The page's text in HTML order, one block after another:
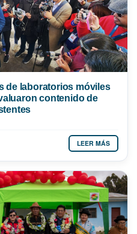
de laboratorios móviles
contenido de
LEER MÁS